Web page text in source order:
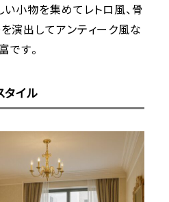
小物を集めてレトロ風、骨
演出してアンティーク風な
です。
タイル